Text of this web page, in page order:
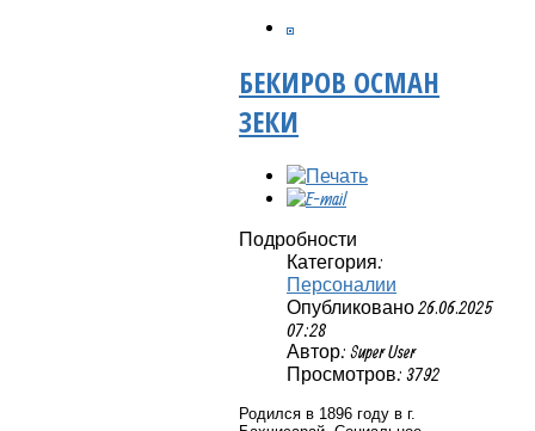
БЕКИРОВ ОСМАН
ЗЕКИ
Подробности
Категория:
Персоналии
Опубликовано 26.06.2025
07:28
Автор: Super User
Просмотров: 3792
Родился в 1896 году в г.